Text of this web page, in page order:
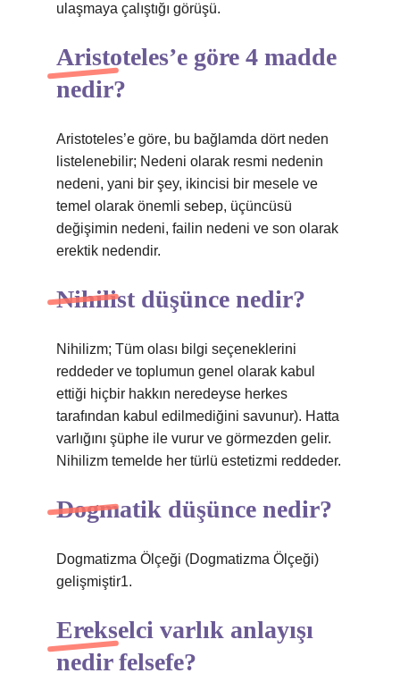
ulaşmaya çalıştığı görüşü.
Aristoteles’e göre 4 madde
nedir?
Aristoteles’e göre, bu bağlamda dört neden
listelenebilir; Nedeni olarak resmi nedenin
nedeni, yani bir şey, ikincisi bir mesele ve
temel olarak önemli sebep, üçüncüsü
değişimin nedeni, failin nedeni ve son olarak
erektik nedendir.
Nihilist düşünce nedir?
Nihilizm; Tüm olası bilgi seçeneklerini
reddeder ve toplumun genel olarak kabul
ettiği hiçbir hakkın neredeyse herkes
tarafından kabul edilmediğini savunur). Hatta
varlığını şüphe ile vurur ve görmezden gelir.
Nihilizm temelde her türlü estetizmi reddeder.
Dogmatik düşünce nedir?
Dogmatizma Ölçeği (Dogmatizma Ölçeği)
gelişmiştir1.
Erekselci varlık anlayışı
nedir felsefe?